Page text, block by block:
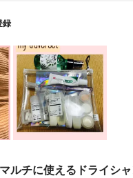
録
ルチに使えるドライシ